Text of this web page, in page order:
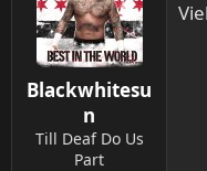
e
r
l
t
a
m
Blackwhitesu
n
Till Deaf Do Us
Part